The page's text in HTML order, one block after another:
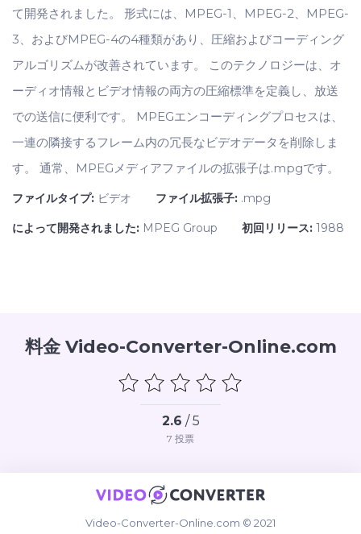
て開発されました。 形式には、MPEG-1、MPEG-2、MPEG-
3、およびMPEG-4の4種類があり、圧縮およびコーディング
アルゴリズムが改善されています。 このテクノロジーは、オ
ーディオ情報とビデオ情報の両方の圧縮標準を定義し、放送
での送信に便利です。 MPEGエンコーディングプロセスは、
一連の隣接するフレーム内の冗長なビデオデータを削除しま
す。 通常、MPEGメディアファイルの拡張子は.mpgです。
ファイルタイプ: ビデオ ファイル拡張子: .mpg
によって開発されました: MPEG Group 初回リリース: 1988
料金 Video-Converter-Online.com
2.6 / 5
7 投票
Video-Converter-Online.com © 2021